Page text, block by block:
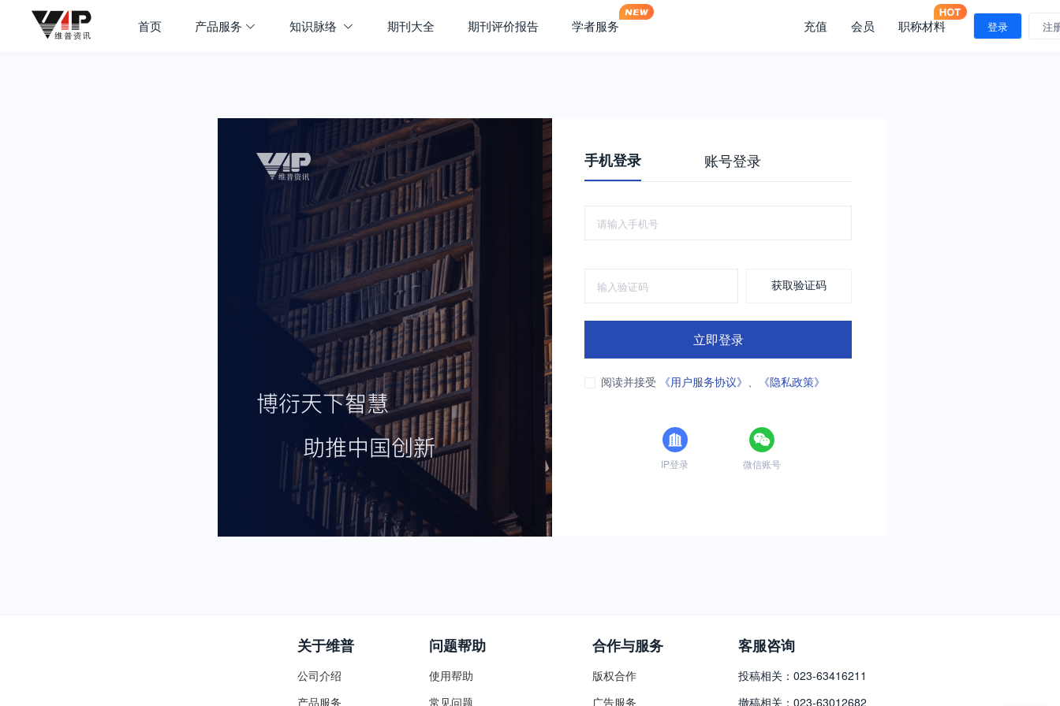
首页 产品服务 知识脉络 期刊大全 期刊评价报告 学者服务 充值 会员 职称材料 登录 注
手机登录 账号登录
获取验证码
立即登录
阅读并接受 《用户服务协议》 、 《隐私政策》
IP登录 微信账号
关于维普
公司介绍
产品服务
问题帮助
使用帮助
常见问题
合作与服务
版权合作
广告服务
客服咨询
投稿相关：023-63416211
撤稿相关：023-63012682